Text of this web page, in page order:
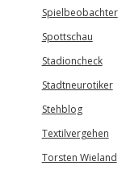
Spielbeobachter
Spottschau
Stadioncheck
Stadtneurotiker
Stehblog
Textilvergehen
Torsten Wieland